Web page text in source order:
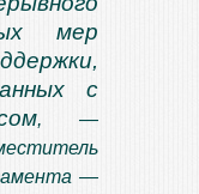
мер
с
, —
—